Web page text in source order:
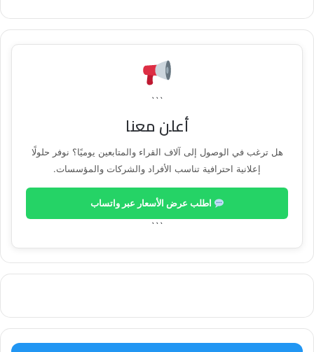
```
أعلن معنا
هل ترغب في الوصول إلى آلاف القراء والمتابعين يوميًا؟ نوفر حلولًا
إعلانية احترافية تناسب الأفراد والشركات والمؤسسات.
اطلب عرض الأسعار عبر واتساب
```